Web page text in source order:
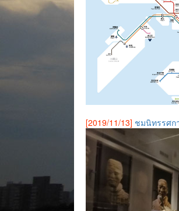
[2019/11/13] ชมนิทรรศก